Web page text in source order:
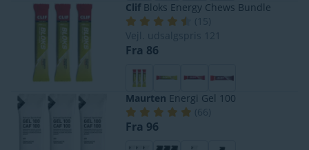
ClifBloks Energy Chews Bundle
(
15
Vejl. udsalgspris
121
Fra 86
Maurten Energi Gel 100
(66
Fra 96